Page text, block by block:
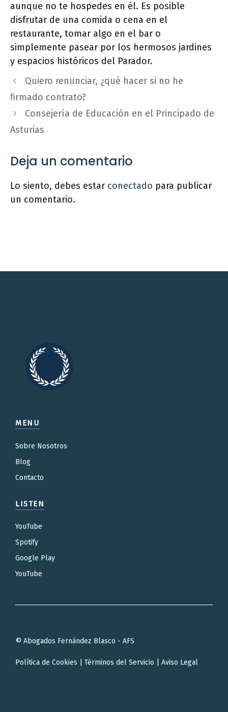
aunque no te hospedes en él. Es posible
disfrutar de una comida o cena en el
restaurante, tomar algo en el bar o
simplemente pasear por los hermosos jardines
y espacios históricos del Parador.
Quiero renunciar, ¿qué hacer si no he
firmado contrato?
Consejería de Educación en el Principado de
Asturias
Deja un comentario
Lo siento, debes estar conectado para publicar
un comentario.
MENU
Sobre Nosotros
Blog
Contacto
LISTEN
YouTube
Spotify
Google Play
YouTube
© Abogados Fernández Blasco - AFS
Política de Cookies Términos del Servicio Aviso Legal